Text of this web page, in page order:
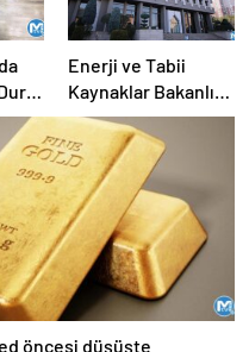
Enerji ve Tabii
Kaynaklar Bakanlığı
en az lise mezunu
personel alımı
yapıyor! Başvuru
şartları neler?
öncesi düşüşte